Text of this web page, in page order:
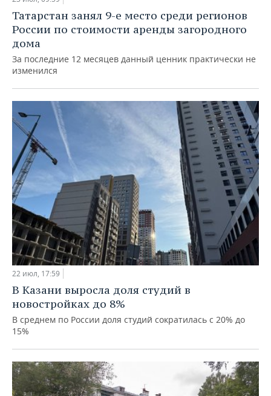
НЕФТЕХИМИЯ
НЕФТЬ
ОПК
ЭНЕРГЕТИКА
РОЗНИЧНАЯ ТОРГОВЛЯ
ТРАНСПОРТ
НОВОСТИ ТЕХНОЛОГИЙ
IT
ТЕЛЕКОММУНИКАЦИИ
МЕРОПРИЯТИЯ
НОВОСТИ МЕРОПРИЯТИЙ
БИЗНЕС-БРАНЧИ
ONLINE-КОНФЕРЕНЦИИ
ОТКРЫТАЯ ЛЕКЦИЯ
СПОРТ
ФУТБОЛ
ХОККЕЙ
БАСКЕТБОЛ
ВОЛЕЙБОЛ
КИБЕРСПОРТ
ФИГУРНОЕ КАТАНИЕ
ВОДНЫЕ ВИДЫ СПОРТА
ХОККЕЙ С МЯЧОМ
НОВОСТИ ОБЩЕСТВА
ВЛАСТЬ
ИНФРАСТРУКТУРА
ИСТОРИЯ
КУЛЬТУРА
МЕДИЦИНА
ОБРАЗОВАНИЕ
ПРОИСШЕСТВИЯ
ФОТОГАЛЕРЕЯ
СЮЖЕТЫ
СПРАВОЧНИК
СПИСОК ПЕРСОН
СПИСОК КОМПАНИЙ
ПОЛНАЯ ВЕРСИЯ
Татарстан занял 9-е место среди регионов
России по стоимости аренды загородного
дома
За последние 12 месяцев данный ценник практически не
изменился
22 июл, 17:59
В Казани выросла доля студий в
новостройках до 8%
В среднем по России доля студий сократилась с 20% до
15%